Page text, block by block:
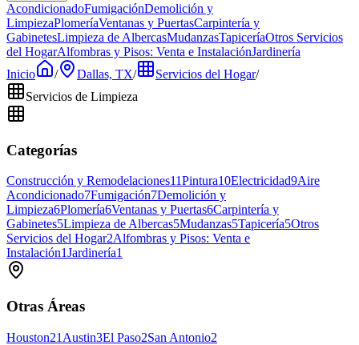
AcondicionadoFumigaciónDemolición y
LimpiezaPlomeríaVentanas y PuertasCarpintería y
GabinetesLimpieza de AlbercasMudanzasTapiceríaOtros Servicios
del HogarAlfombras y Pisos: Venta e InstalaciónJardinería
Inicio
/ Dallas, TX/ Servicios del Hogar/
Servicios de Limpieza
Categorías
Construcción y Remodelaciones11Pintura10Electricidad9Aire
Acondicionado7Fumigación7Demolición y
Limpieza6Plomería6Ventanas y Puertas6Carpintería y
Gabinetes5Limpieza de Albercas5Mudanzas5Tapicería5Otros
Servicios del Hogar2Alfombras y Pisos: Venta e
Instalación1Jardinería1
Otras Áreas
Houston21 Austin3El Paso2San Antonio2